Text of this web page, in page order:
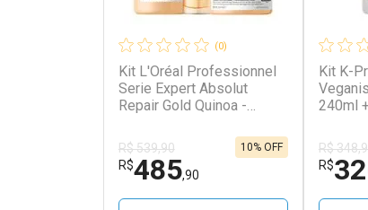
(0)
Kit L'Oréal Professionnel
Serie Expert Absolut
Repair Gold Quinoa -
Máscara Golden 250g +
Óleo 90ml Kit
R$ 539,90
R$485,90
10% OFF
Kit K-
240ml
R$
R$